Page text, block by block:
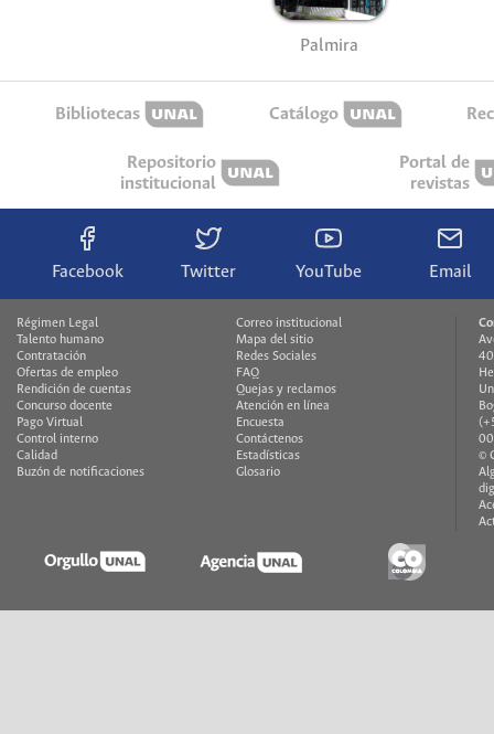
Palmira
Bibliotecas Catálogo
Repositorio
institucional
Portal de
revistas
Facebook Twitter YouTube Email
Régimen Legal
Talento humano
Contratación
Ofertas de empleo
Rendición de cuentas
Concurso docente
Pago Virtual
Control interno
Calidad
Buzón de notificaciones
Correo institucional
Mapa del sitio
Redes Sociales
FAQ
Quejas y reclamos
Atención en línea
Encuesta
Contáctenos
Estadísticas
Glosario
©